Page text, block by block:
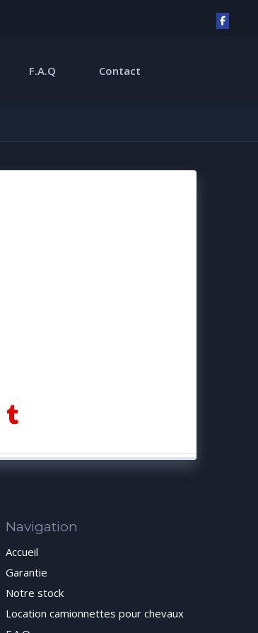
F.A.Q Contact
Navigation
Accueil
Garantie
Notre stock
Location camionnettes pour chevaux